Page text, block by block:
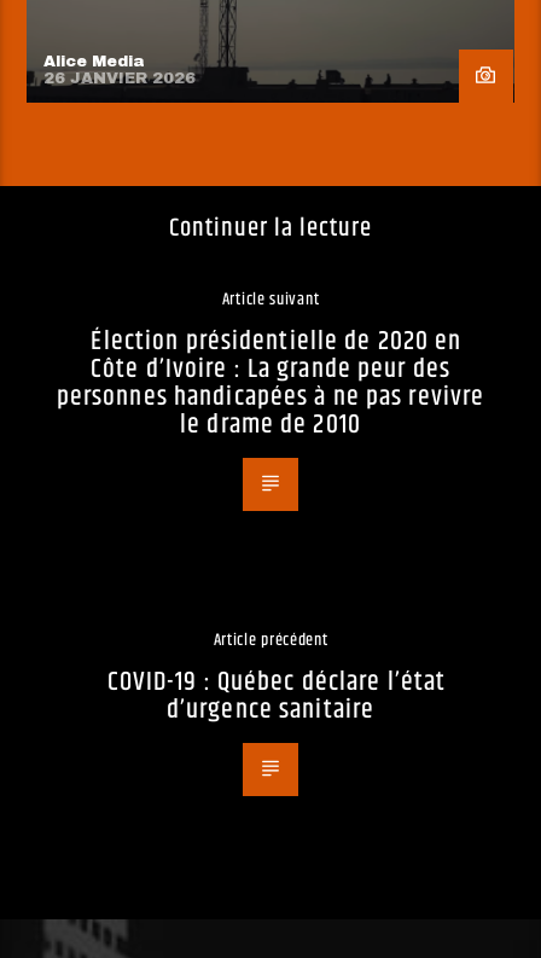
Alice Media
26 JANVIER 2026
Continuer la lecture
Article suivant
Élection présidentielle de 2020 en
Côte d’Ivoire : La grande peur des
personnes handicapées à ne pas revivre
le drame de 2010
Article précédent
COVID-19 : Québec déclare l’état
d’urgence sanitaire